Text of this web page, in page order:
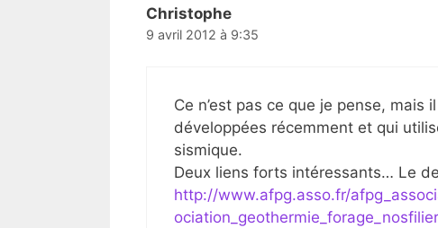
Christophe
9 avril 2012 à 9:35
Ce n’est pas ce que je pense,
développées récemment et qui
sismique.
Deux liens forts intéressants… Le
http://www.afpg.asso.fr/